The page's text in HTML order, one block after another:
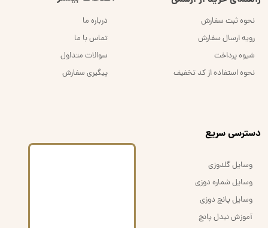
نحوه ثبت سفارش
رویه ارسال سفارش
شیوه پرداخت
نحوه استفاده از کد تخفیف
درباره ما
تماس با ما
سوالات متداول
پیگیری سفارش
​دسترسی سریع
وسایل گلدوزی
وسایل شماره دوزی
وسایل پانچ دوزی
آموزش نیدل پانچ